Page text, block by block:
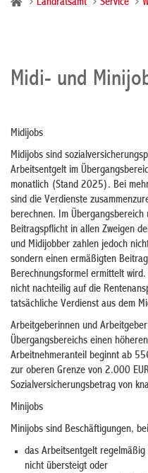
Landratsamt Service
Midi- und
Midijobs
Midijobs sind
Arbeitsentgelt im
monatlich (Stand 2025). Bei
sind die Verdienste
berechnen. Im
Beitragspflicht in allen Zweigen
und Midijobber zahlen jedoch
sondern einen ermäßigten
Berechnungsformel ermittelt
nicht nachteilig auf die
tatsächliche Verdienst aus dem
Arbeitgeberinnen und
Übergangsbereichs einen
Arbeitnehmeranteil beginnt ab
zur oberen Grenze von 2.000
Sozialversicherungsbetrag von
Minijobs
Minijobs sind Beschäftigungen,
das Arbeitsentgelt
nicht übersteigt oder